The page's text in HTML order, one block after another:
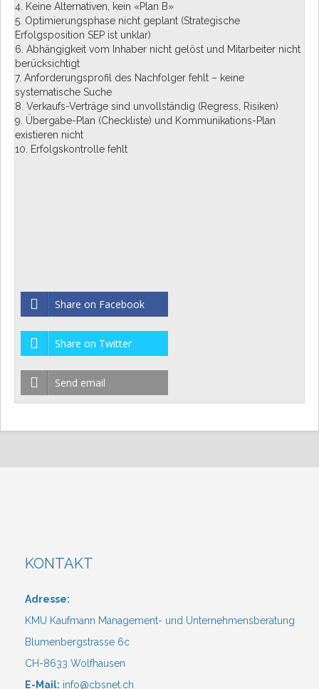
4. Keine Alternativen, kein «Plan B»
5. Optimierungsphase nicht geplant (Strategische
Erfolgsposition SEP ist unklar)
6. Abhängigkeit vom Inhaber nicht gelöst und Mitarbeiter nicht
berücksichtigt
7. Anforderungsprofil des Nachfolger fehlt – keine
systematische Suche
8. Verkaufs-Verträge sind unvollständig (Regress, Risiken)
9. Übergabe-Plan (Checkliste) und Kommunikations-Plan
existieren nicht
10. Erfolgskontrolle fehlt
Share on Facebook
Share on Twitter
Send email
KONTAKT
Adresse:
KMU Kaufmann Management- und Unternehmensberatung
Blumenbergstrasse 6c
CH-8633 Wolfhausen
E-Mail: info@cbsnet.ch